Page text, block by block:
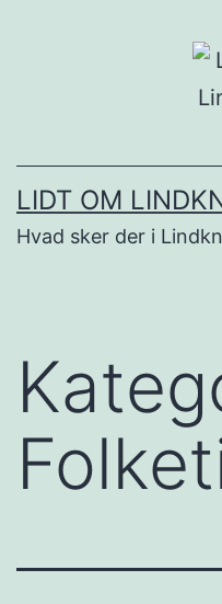
LIDT OM
Hvad sker der i